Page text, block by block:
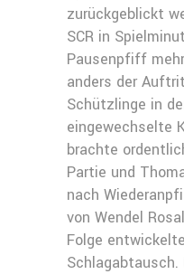
zurückgeblickt
SCR in
Pausenpfiff
anders der
Schützlinge in
eingewechselte
brachte
Partie und
nach
von Wendel
Folge
Schlagabtausch.